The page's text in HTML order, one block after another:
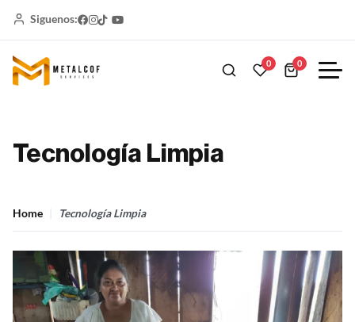
Siguenos:
0 0
Tecnología Limpia
Home Tecnología Limpia